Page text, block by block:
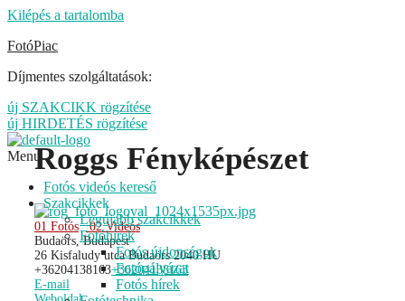
Kilépés a tartalomba
FotóPiac
Díjmentes szolgáltatások:
új SZAKCIKK rögzítése
új HIRDETÉS rögzítése
Menu
Fotós videós kereső
Szakcikkek
Legújabb szakcikkek
Fotóhírek
Fotós újdonságok
Fotópályázat
Fotós hírek
Roggs Fényképészet
01 Fotós 02 Videós
Budaörs, Budapest
26 Kisfaludy utca Budaörs 2040 HU
+36204138163+36204138163
E-mail